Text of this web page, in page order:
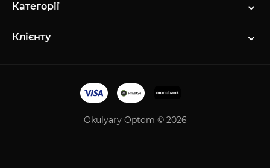
Категорії
Клієнту
Okulyary Optom © 2026